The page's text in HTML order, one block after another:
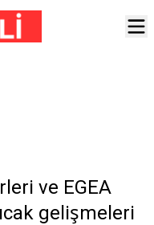
ve EGEA
gelişmeleri